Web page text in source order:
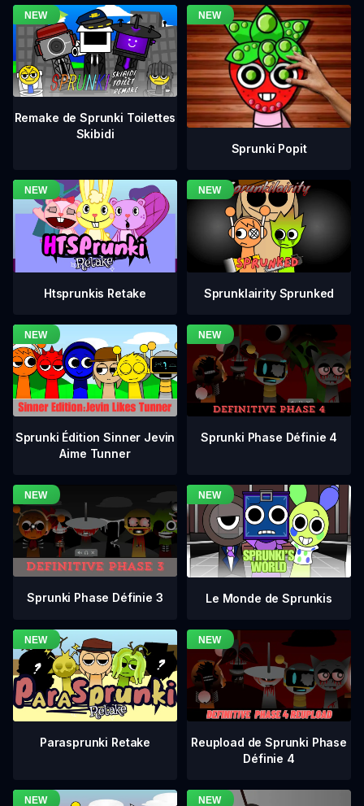
Remake de Sprunki Toilettes
Skibidi
Sprunki Popit
Htsprunkis Retake Sprunklairity Sprunked
Sprunki Édition Sinner Jevin
Aime Tunner
Sprunki Phase Définie 4
Sprunki Phase Définie 3 Le Monde de Sprunkis
Parasprunki Retake
Reupload de Sprunki Phase
Définie 4